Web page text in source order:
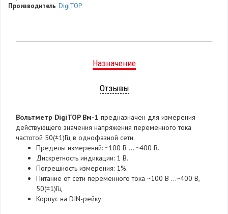
Производитель DigiTOP
Назначение
Отзывы
Вольтметр DigiTOP Вм-1 предназначен для измерения
действующего значения напряжения переменного тока
частотой 50(±1)Гц в однофазной сети.
Пределы измерений: ~100 B … ~400 B.
Дискретность индикации: 1 B.
Погрешность измерения: 1%.
Питание от сети переменного тока ~100 В …~400 В,
50(±1)Гц
Корпус на DIN-рейку.